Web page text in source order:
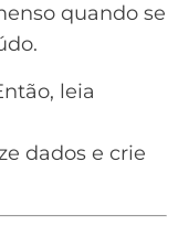
quando se
leia
dados e crie